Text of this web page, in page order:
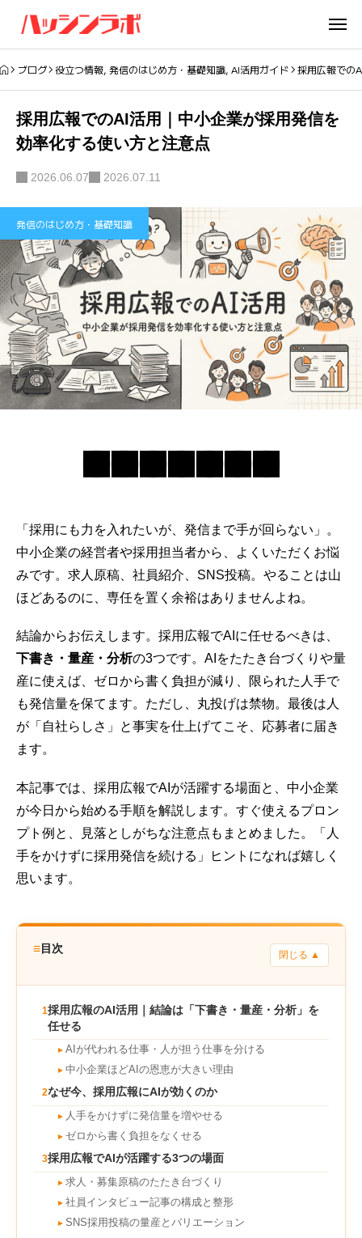
ブログ 役立つ情報,発信のはじめ方・基礎知識,AI活用ガイド 採用広報での
採用広報でのAI活用｜中小企業が採用発信を
効率化する使い方と注意点
2026.06.07 2026.07.11
発信のはじめ方・基礎知識
「採用にも力を入れたいが、発信まで手が回らない」。
中小企業の経営者や採用担当者から、よくいただくお悩
みです。求人原稿、社員紹介、SNS投稿。やることは山
ほどあるのに、専任を置く余裕はありませんよね。
結論からお伝えします。 採用広報でAIに任せるべきは、
下書き・量産・分析の3つです。AIをたたき台づくりや量
産に使えば、ゼロから書く負担が減り、限られた人手で
も発信量を保てます。ただし、丸投げは禁物。最後は人
が「自社らしさ」と事実を仕上げてこそ、応募者に届き
ます。
本記事では、 採用広報でAIが活躍する場面と、中小企業
が今日から始める手順を解説します。すぐ使えるプロン
プト 例と、見落としがちな注意点もまとめました。「人
手をかけずに採用発信を続ける」ヒントになれば嬉しく
思います。
≡目次
閉じる ▲
1採用広報のAI活用｜結論は「下書き・量産・分析」を
任せる
► AIが代われる仕事・人が担う仕事を分ける
► 中小企業ほどAIの恩恵が大きい理由
2なぜ今、採用広報にAIが効くのか
► 人手をかけずに発信量を増やせる
► ゼロから書く負担をなくせる
3採用広報でAIが活躍する3つの場面
► 求人・募集原稿のたたき台づくり
► 社員インタビュー記事の構成と整形
► SNS採用投稿の量産とバリエーション